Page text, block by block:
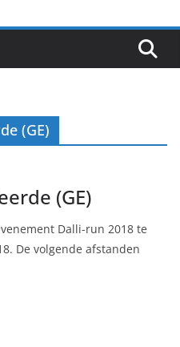
(GE)
(GE)
Dalli-run 2018 te
De volgende afstanden